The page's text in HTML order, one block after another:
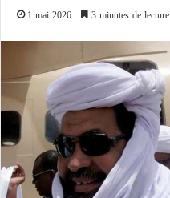
1 mai 2026 3 minutes de lecture